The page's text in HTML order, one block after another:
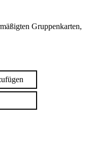
Gruppenkarten,